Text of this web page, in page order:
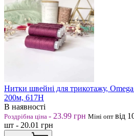
Нитки швейні для трикотажу,
200м, 617Н
В наявності
Роздрібна ціна - 23.99 грн Міні опт від
шт - 20.01 грн